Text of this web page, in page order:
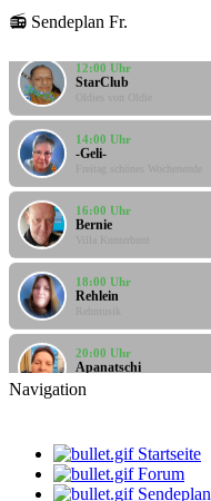
📻 Sendeplan Fr.
Santis Musicbox
StarClub
Oldies von Oldie
-Geli-
Freitag schönes Wochenende
Bernie
Villa Kunterbunt
Rehlein
Rehmusik
Apanatschi
Feierabend
12:00 Uhr
StarClub
Navigation
Startseite
Forum
Sendeplan